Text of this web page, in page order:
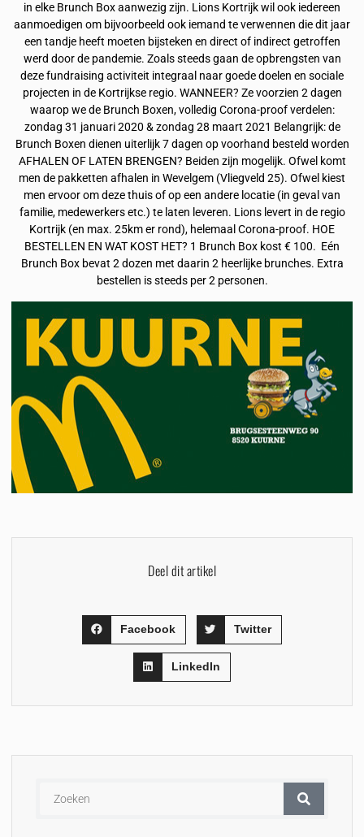
in elke Brunch Box aanwezig zijn. Lions Kortrijk wil ook iedereen
aanmoedigen om bijvoorbeeld ook iemand te verwennen die dit jaar
een tandje heeft moeten bijsteken en direct of indirect getroffen
werd door de pandemie. Zoals steeds gaan de opbrengsten van
deze fundraising activiteit integraal naar goede doelen en sociale
projecten in de Kortrijkse regio. WANNEER? Ze voorzien 2 dagen
waarop we de Brunch Boxen, volledig Corona-proof verdelen:
zondag 31 januari 2020 & zondag 28 maart 2021 Belangrijk: de
Brunch Boxen dienen uiterlijk 7 dagen op voorhand besteld worden
AFHALEN OF LATEN BRENGEN? Beiden zijn mogelijk. Ofwel komt
men de pakketten afhalen in Wevelgem (Vliegveld 25). Ofwel kiest
men ervoor om deze thuis of op een andere locatie (in geval van
familie, medewerkers etc.) te laten leveren. Lions levert in de regio
Kortrijk (en max. 25km er rond), helemaal Corona-proof. HOE
BESTELLEN EN WAT KOST HET? 1 Brunch Box kost € 100. Eén
Brunch Box bevat 2 dozen met daarin 2 heerlijke brunches. Extra
bestellen is steeds per 2 personen.
Deel dit artikel
Facebook Twitter
LinkedIn